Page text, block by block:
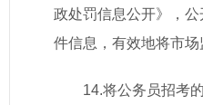
政处罚信息公开》，
件信息，有效地将市
14.将公务员招考